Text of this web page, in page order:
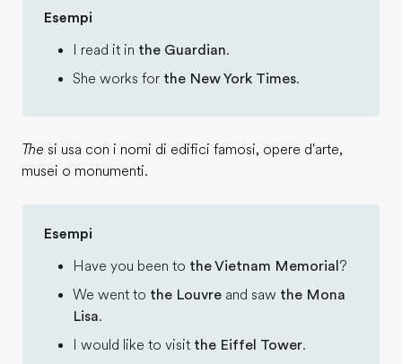
Esempi
I read it in the Guardian.
She works for the New York Times.
The si usa con i nomi di edifici famosi, opere d'arte,
musei o monumenti.
Esempi
Have you been to the Vietnam Memorial ?
We went to the Louvre and saw the Mona
Lisa.
I would like to visit the Eiffel Tower.